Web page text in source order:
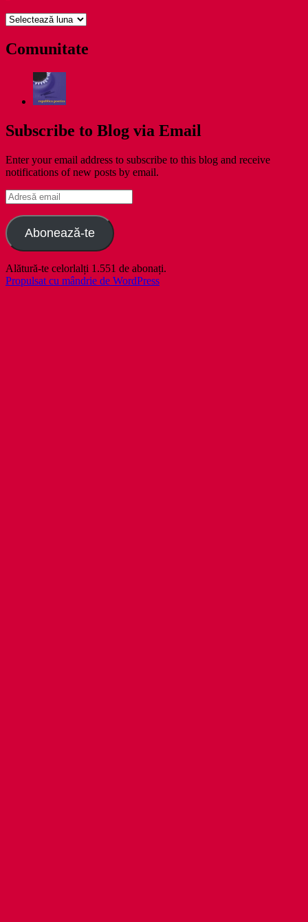
pe
Comunitate
Subscribe to Blog via Email
Enter your email address to subscribe to this blog and receive
notifications of new posts by email.
Adresă
email
Abonează-te
Alătură-te celorlalți 1.551 de abonați.
Propulsat cu mândrie de WordPress